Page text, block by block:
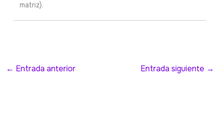
matriz).
← Entrada anterior Entrada siguiente →